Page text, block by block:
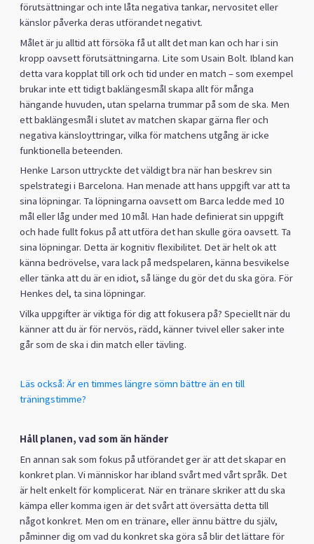
förutsättningar och inte låta negativa tankar, nervositet eller
känslor påverka deras utförandet negativt.
Målet är ju alltid att försöka få ut allt det man kan och har i sin
kropp oavsett förutsättningarna. Lite som Usain Bolt. Ibland kan
detta vara kopplat till ork och tid under en match – som exempel
brukar inte ett tidigt baklängesmål skapa allt för många
hängande huvuden, utan spelarna trummar på som de ska. Men
ett baklängesmål i slutet av matchen skapar gärna fler och
negativa känsloyttringar, vilka för matchens utgång är icke
funktionella beteenden.
Henke Larson uttryckte det väldigt bra när han beskrev sin
spelstrategi i Barcelona. Han menade att hans uppgift var att ta
sina löpningar. Ta löpningarna oavsett om Barca ledde med 10
mål eller låg under med 10 mål. Han hade definierat sin uppgift
och hade fullt fokus på att utföra det han skulle göra oavsett. Ta
sina löpningar. Detta är kognitiv flexibilitet. Det är helt ok att
känna bedrövelse, vara lack på medspelaren, känna besvikelse
eller tänka att du är en idiot, så länge du gör det du ska göra. För
Henkes del, ta sina löpningar.
Vilka uppgifter är viktiga för dig att fokusera på? Speciellt när du
känner att du är för nervös, rädd, känner tvivel eller saker inte
går som de ska i din match eller tävling.
Läs också: Är en timmes längre sömn bättre än en till
träningstimme?
Håll planen, vad som än händer
En annan sak som fokus på utförandet ger är att det skapar en
konkret plan. Vi människor har ibland svårt med vårt språk. Det
är helt enkelt för komplicerat. När en tränare skriker att du ska
kämpa eller komma igen är det svårt att översätta detta till
något konkret. Men om en tränare, eller ännu bättre du själv,
påminner dig om vad du konkret ska göra så blir det lättare för